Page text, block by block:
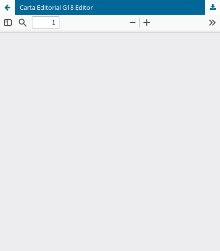
Carta Editorial G18 Editor